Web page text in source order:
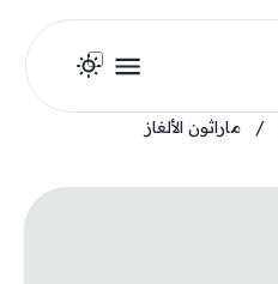
/ ماراثون الألغاز